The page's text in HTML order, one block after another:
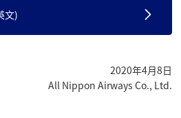
文)
2020年4月8日
All Nippon Airways Co., Ltd.